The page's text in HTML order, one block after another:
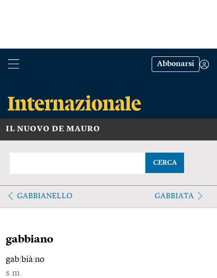
Abbonarsi
IL NUOVO DE MAURO
CERCA
GABBIANELLO GABBIATA
gabbiano
gab bià no
s.m.